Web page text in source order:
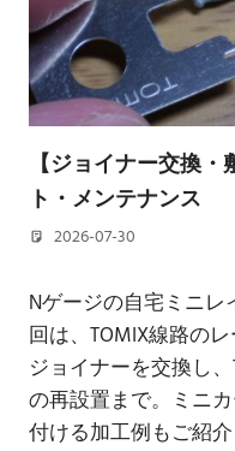
【ジョイナー交換
ト・メンテナンス
2026-07-30
Nゲージの自宅ミニ
回は、TOMIX線路の
ジョイナーを交換し
の再設置まで。ミニ
付ける加工例もご紹介